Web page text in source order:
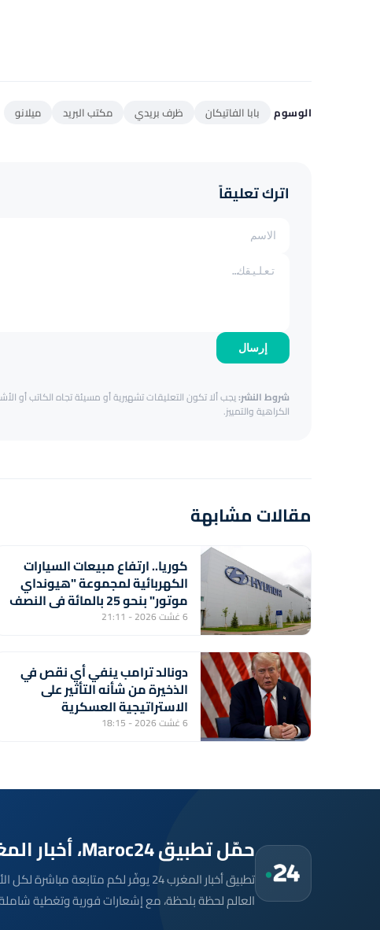
الوسوم بابا الفاتيكان ظرف بريدي مكتب البريد ميلانو
اترك تعليقاً
إرسال
شروط النشر:يجب ألا تكون التعليقات تشهيرية أو مسيئة تجاه الكاتب أو
الكراهية والتمييز.
مقالات مشابهة
كوريا.. ارتفاع مبيعات السيارات
الكهربائية لمجموعة "هيونداي
موتور" بنحو 25 بالمائة في النصف
الأول من السنة
6 غشت 2026 - 21:11
دونالد ترامب ينفي أي نقص في
الذخيرة من شأنه التأثير على
الاستراتيجية العسكرية
الأمريكية
6 غشت 2026 - 18:15
حمّل تطبيق Maroc24، أخبار المغرب تصلك أولاً
تطبيق أخبار المغرب 24 يوفّر لكم متابعة
العالم لحظة بلحظة، مع إشعارات فورية وتغطية